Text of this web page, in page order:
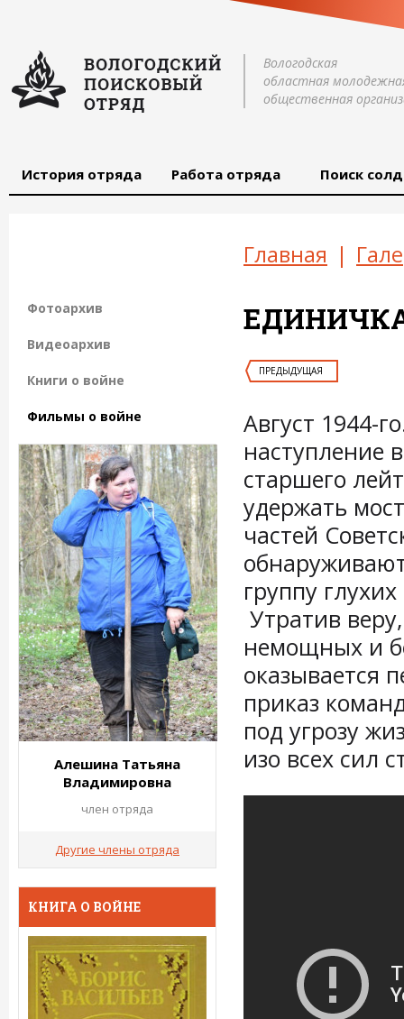
Вологодская
областная
общественная
История отряда Работа отряда Поиск
Главная |
ЕДИНИЧКА
ПРЕДЫДУЩАЯ
Август 1944-
наступление
старшего
удержать
частей
группу
Утратив
немощных и
оказывается
приказ
под угрозу
изо всех сил
Фотоархив
Видеоархив
Книги о войне
Фильмы о войне
Алешина Татьяна
Владимировна
член отряда
Другие члены отряда
КНИГА О ВОЙНЕ